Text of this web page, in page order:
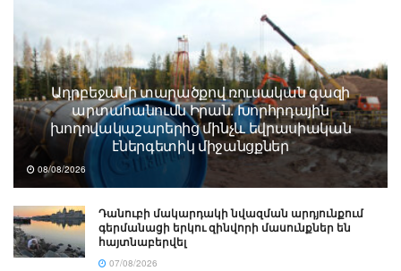
Ադրբեջանի տարածքով ռուսական գազի
արտահանումն Իրան. Խորհրդային
խողովակաշարերից մինչև եվրասիական
էներգետիկ միջանցքներ
08/08/2026
Դանուբի մակարդակի նվազման արդյունքում
գերմանացի երկու զինվորի մասունքներ են
հայտնաբերվել
07/08/2026